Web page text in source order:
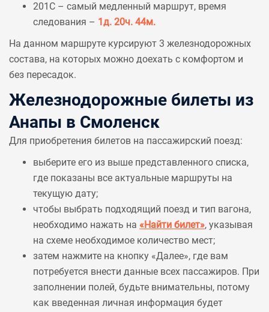
201С – самый медленный маршрут, время
следования – 1д. 20ч. 44м.
На данном маршруте курсируют 3 железнодорожных
состава, на которых можно доехать с комфортом и
без пересадок.
Железнодорожные билеты из
Анапы в Смоленск
Для приобретения билетов на пассажирский поезд:
выберите его из выше представленного списка,
где показаны все актуальные маршруты на
текущую дату;
чтобы выбрать подходящий поезд и тип вагона,
необходимо нажать на «Найти билет», указывая
на схеме необходимое количество мест;
затем нажмите на кнопку «Далее», где вам
потребуется внести данные всех пассажиров. При
заполнении полей, будьте внимательны, потому
как введенная личная информация будет